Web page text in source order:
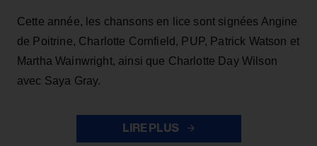
Cette année, les chansons en lice sont signées Angine
de Poitrine, Charlotte Cornfield, PUP, Patrick Watson et
Martha Wainwright, ainsi que Charlotte Day Wilson
avec Saya Gray.
LIRE PLUS